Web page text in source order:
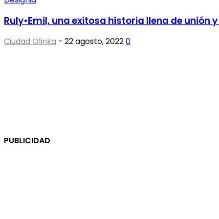
Ruly•Emil, una exitosa historia llena de unión
Ciudad Olinka - 22 agosto, 20220
PUBLICIDAD